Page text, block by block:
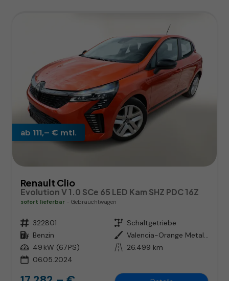
ab 111,– € mtl.
Renault Clio
Evolution V 1.0 SCe 65 LED Kam SHZ PDC 16Z
sofort lieferbar Gebrauchtwagen
Fahrzeugnr. 322801 Getriebe Schaltgetriebe
Kraftstoff Benzin Außenfarbe
Valencia-Orange Metallic
Leistung 49 kW (67 PS) Kilometerstand 26.499 km
06.05.2024